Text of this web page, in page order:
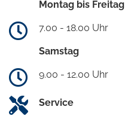
Montag bis Freitag
7.00 - 18.00 Uhr
Samstag
9.00 - 12.00 Uhr
Service